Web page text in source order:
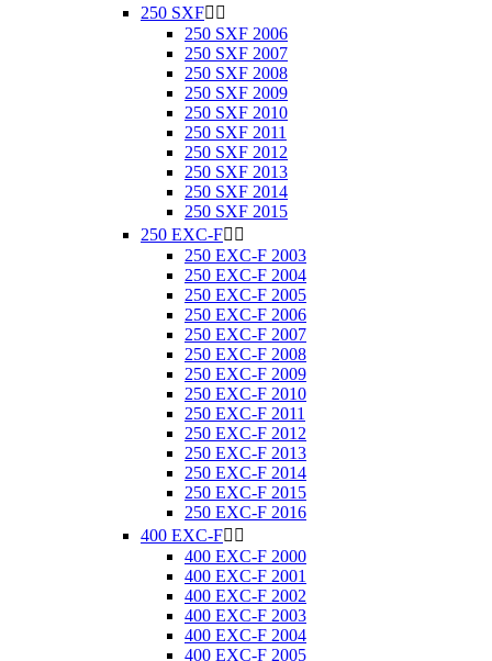
250 SXF 
250 SXF 2006
250 SXF 2007
250 SXF 2008
250 SXF 2009
250 SXF 2010
250 SXF 2011
250 SXF 2012
250 SXF 2013
250 SXF 2014
250 SXF 2015
250 EXC-F 
250 EXC-F 2003
250 EXC-F 2004
250 EXC-F 2005
250 EXC-F 2006
250 EXC-F 2007
250 EXC-F 2008
250 EXC-F 2009
250 EXC-F 2010
250 EXC-F 2011
250 EXC-F 2012
250 EXC-F 2013
250 EXC-F 2014
250 EXC-F 2015
250 EXC-F 2016
400 EXC-F 
400 EXC-F 2000
400 EXC-F 2001
400 EXC-F 2002
400 EXC-F 2003
400 EXC-F 2004
400 EXC-F 2005